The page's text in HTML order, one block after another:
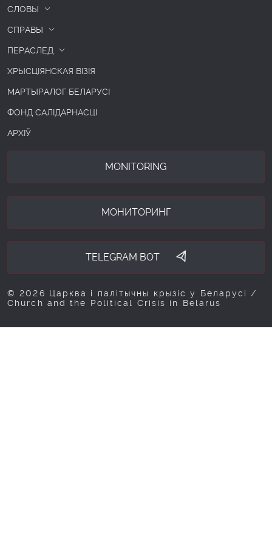
СЛОВЫ
СПРАВЫ
ПЕРАСЛЕД
ХРЫСЦІЯНСКАЯ ВІЗІЯ
МАРТЫРАЛОГ БЕЛАРУСІ
ФОНД САЛІДАРНАСЦІ
АРХІЎ
MONITORING
МОНИТОРИНГ
TELEGRAM BOT
© 2026 Царква і палітычны крызіс у Беларусі /
Church and the Political Crisis in Belarus